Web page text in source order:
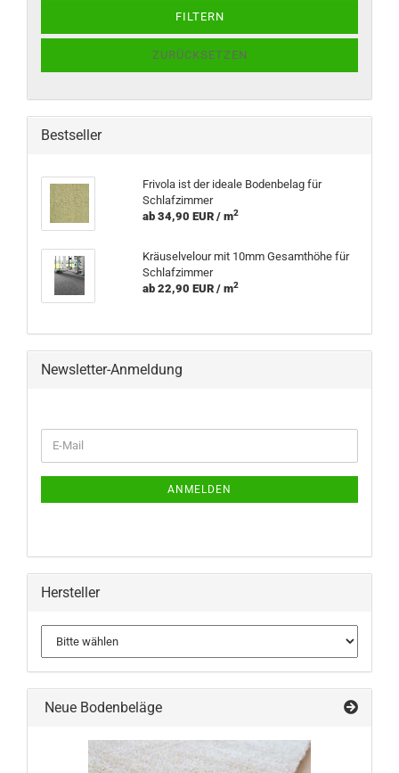
FILTERN
ZURÜCKSETZEN
Bestseller
Frivola ist der ideale Bodenbelag für
Schlafzimmer
ab 34,90 EUR / m2
Kräuselvelour mit 10mm Gesamthöhe für
Schlafzimmer
ab 22,90 EUR / m2
Newsletter-Anmeldung
ZUR
NEWSLETTER-
E-
Mail
ANMELDEN
Hersteller
Neue Bodenbeläge